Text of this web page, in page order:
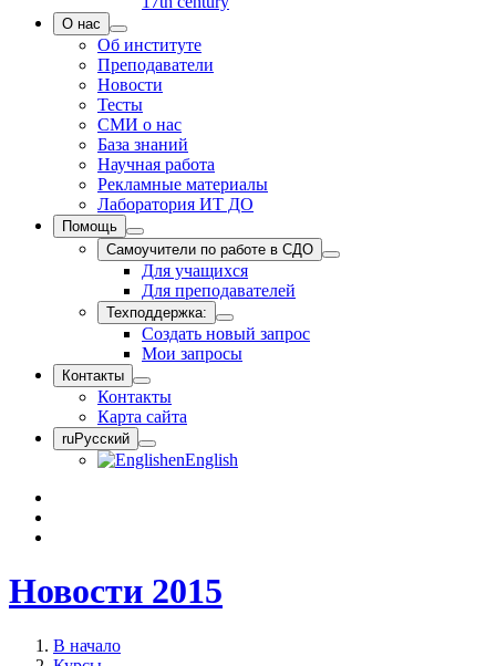
О нас
Об институте
Преподаватели
Новости
Тесты
СМИ о нас
База знаний
Научная работа
Рекламные материалы
Лаборатория ИТ ДО
Помощь
Самоучители по работе в СДО
Для учащихся
Для преподавателей
Техподдержка:
Создать новый запрос
Мои запросы
Контакты
Контакты
Карта сайта
ruРусский
enEnglish
Новости 2015
В начало